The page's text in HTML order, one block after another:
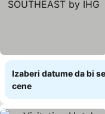
Izaberi datume da bi
cene